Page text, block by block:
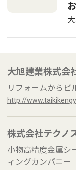
大旭建業株式会
リフォームからビ
http://
株式会社テクノ
小物高精度金属シ
ィングカンパニー